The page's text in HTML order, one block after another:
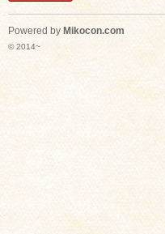
Powered by Mikocon.com
© 2014~